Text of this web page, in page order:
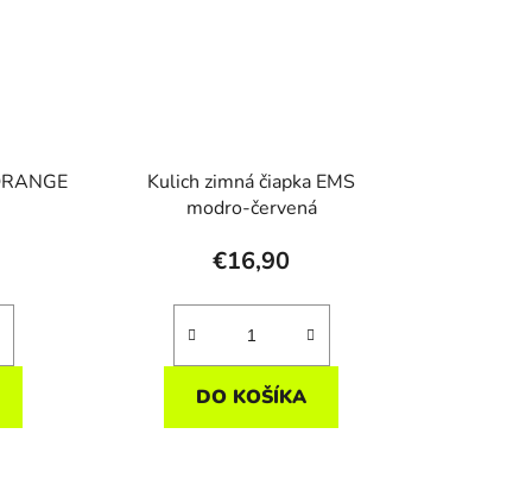
Kulich zimná čiapka EMS
modro-červená
€16,90
DO KOŠÍKA